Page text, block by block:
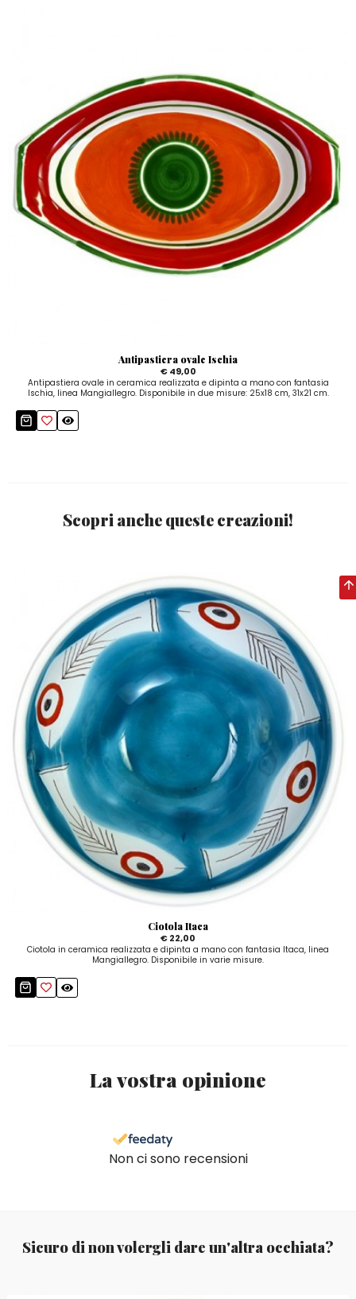
Antipastiera ovale Ischia
€ 49,00
Antipastiera ovale in ceramica realizzata e dipinta a mano con fantasia
Ischia, linea Mangiallegro. Disponibile in due misure: 25x18 cm, 31x21 cm.
Scopri anche queste creazioni!
Ciotola Itaca
€ 22,00
Ciotola in ceramica realizzata e dipinta a mano con fantasia Itaca, linea
Mangiallegro. Disponibile in varie misure.
La vostra opinione
Non ci sono recensioni
Sicuro di non volergli dare un'altra occhiata?